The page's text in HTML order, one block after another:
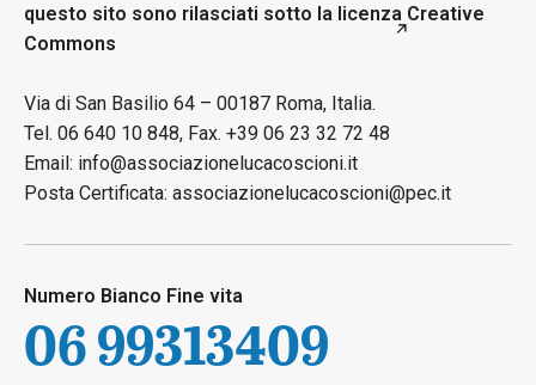
questo sito sono rilasciati sotto la licenza Creative
Commons
Via di San Basilio 64 – 00187 Roma, Italia.
Tel. 06 640 10 848, Fax. +39 06 23 32 72 48
Email: info@associazionelucacoscioni.it
Posta Certificata: associazionelucacoscioni@pec.it
Numero Bianco Fine vita
06 99313409